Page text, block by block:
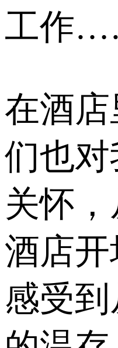
工作
在酒
们也
关怀
酒店
感受